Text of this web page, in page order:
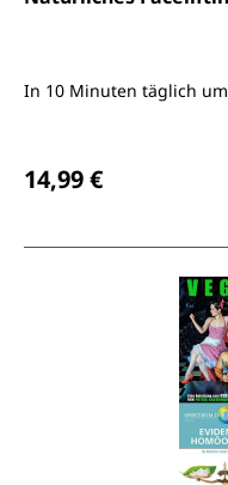
In 10 Minuten täglich
14,99 €